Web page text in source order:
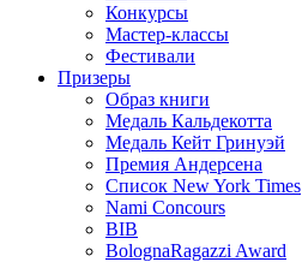
Конкурсы
Мастер-классы
Фестивали
Призеры
Образ книги
Медаль Кальдекотта
Медаль Кейт Гринуэй
Премия Андерсена
Список New York Times
Nami Concours
BIB
BolognaRagazzi Award